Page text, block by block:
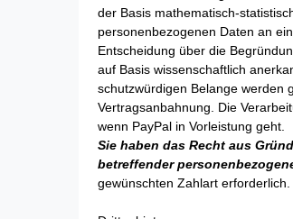
der Basis mathematisch-
personenbezogenen Daten an
Entscheidung über die
auf Basis wissenschaftlich
schutzwürdigen Belange werden
Vertragsanbahnung. Die
wenn PayPal in Vorleistung geht.
Sie haben das Recht aus
betreffender
gewünschten Zahlart